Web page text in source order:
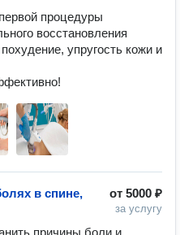
процедуры
восстановления
упругость кожи и
от 5000 ₽
за услугу
в спине,
причины боли и